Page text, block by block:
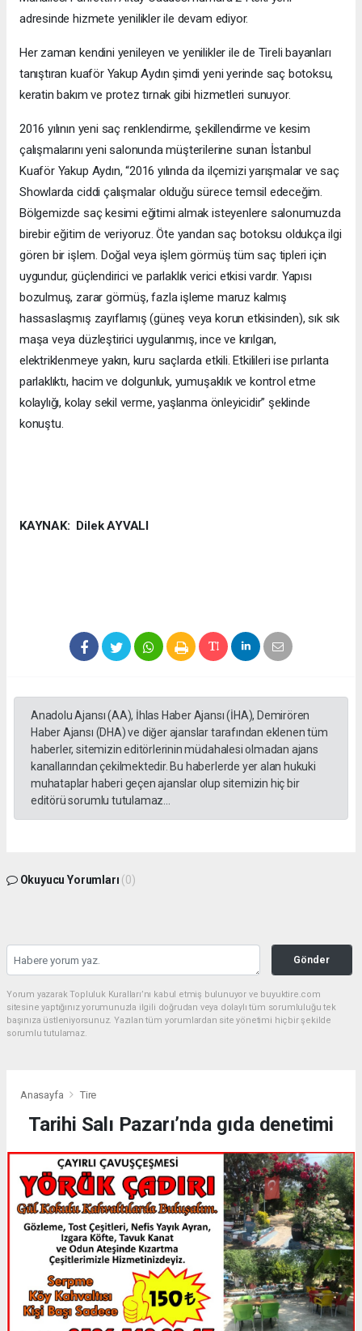
adresinde hizmete yenilikler ile devam ediyor.
Her zaman kendini yenileyen ve yenilikler ile de Tireli bayanları
tanıştıran kuaför Yakup Aydın şimdi yeni yerinde saç botoksu,
keratin bakım ve protez tırnak gibi hizmetleri sunuyor.
2016 yılının yeni saç renklendirme, şekillendirme ve kesim
çalışmalarını yeni salonunda müşterilerine sunan İstanbul
Kuaför Yakup Aydın, “2016 yılında da ilçemizi yarışmalar ve saç
Showlarda ciddi çalışmalar olduğu sürece temsil edeceğim.
Bölgemizde saç kesimi eğitimi almak isteyenlere salonumuzda
birebir eğitim de veriyoruz. Öte yandan saç botoksu oldukça ilgi
gören bir işlem. Doğal veya işlem görmüş tüm saç tipleri için
uygundur, güçlendirici ve parlaklık verici etkisi vardır. Yapısı
bozulmuş, zarar görmüş, fazla işleme maruz kalmış
hassaslaşmış zayıflamış (güneş veya korun etkisinden), sık sık
maşa veya düzleştirici uygulanmış, ince ve kırılgan,
elektriklenmeye yakın, kuru saçlarda etkili. Etkilileri ise pırlanta
parlaklıktı, hacim ve dolgunluk, yumuşaklık ve kontrol etme
kolaylığı, kolay sekil verme, yaşlanma önleyicidir” şeklinde
konuştu.
KAYNAK: Dilek AYVALI
Anadolu Ajansı (AA), İhlas Haber Ajansı (İHA), Demirören
Haber Ajansı (DHA) ve diğer ajanslar tarafından eklenen tüm
haberler, sitemizin editörlerinin müdahalesi olmadan ajans
kanallarından çekilmektedir. Bu haberlerde yer alan hukuki
muhataplar haberi geçen ajanslar olup sitemizin hiç bir
editörü sorumlu tutulamaz...
Okuyucu Yorumları (0)
Gönder
Yorum yazarak Topluluk Kuralları’nı kabul etmiş bulunuyor ve buyuktire.com
sitesine yaptığınız yorumunuzla ilgili doğrudan veya dolaylı tüm sorumluluğu tek
başınıza üstleniyorsunuz. Yazılan tüm yorumlardan site yönetimi hiçbir şekilde
sorumlu tutulamaz.
Anasayfa Tire
Tarihi Salı Pazarı’nda gıda denetimi